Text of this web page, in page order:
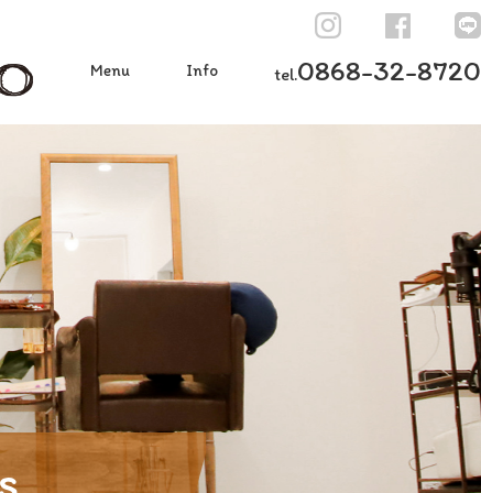
Menu Info tel.0868-32-8720